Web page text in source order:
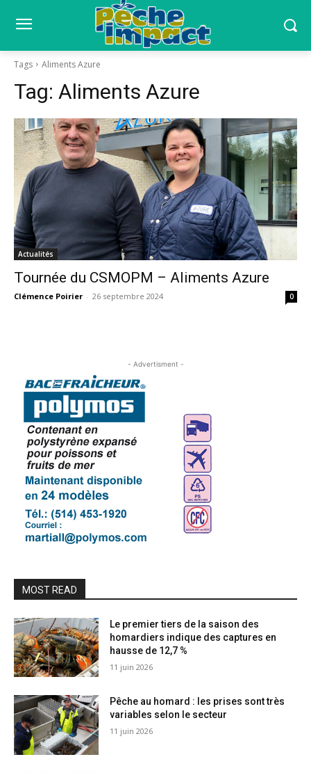
Tags Aliments Azure
Tag: Aliments Azure
Actualités
Tournée du CSMOPM – Aliments Azure
Clémence Poirier - 26 septembre 2024 0
- Advertisment -
MOST READ
Le premier tiers de la saison des
homardiers indique des captures en
hausse de 12,7 %
11 juin 2026
Pêche au homard : les prises sont très
variables selon le secteur
11 juin 2026